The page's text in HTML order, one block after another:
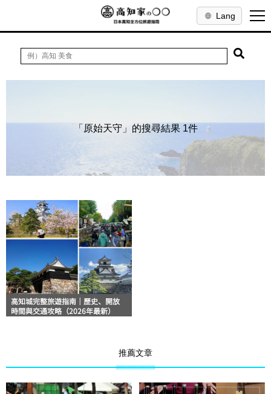
Lang
「原始天守」的搜尋結果 1件
高知城完整旅遊指南｜歷史、開放
時間與交通攻略（2026年最新）
推薦文章